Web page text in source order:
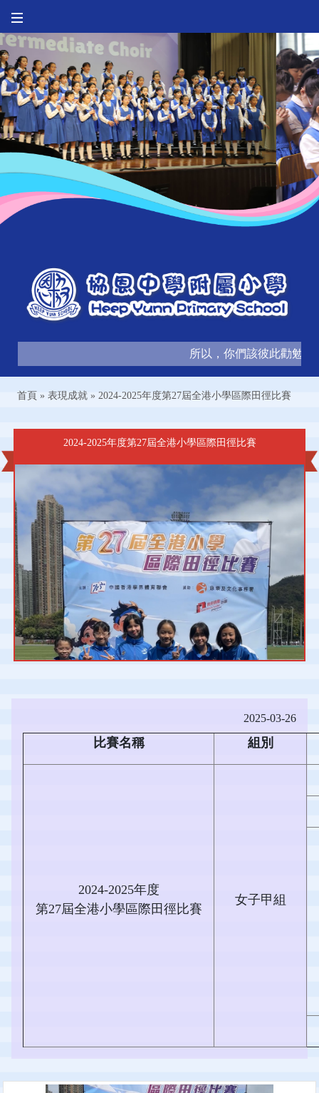
所以，你們該彼此勸勉，
首頁 » 表現成就 » 2024-2025年度第27屆全港小學區際田徑比賽
2024-2025年度第27屆全港小學區際田徑比賽
2025-03-26
比賽名稱 組別
2024-2025年度
第27屆全港小學區際田徑比賽
女子甲組